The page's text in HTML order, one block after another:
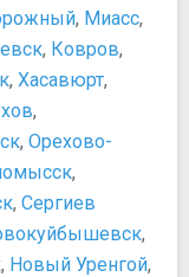
, Миасс,
, Ковров,
, Хасавюрт,
,
, Орехово-
,
, Сергиев
,
, Новый Уренгой,